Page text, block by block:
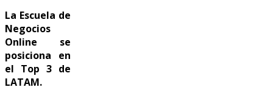
La Escuela de
Negocios
Online se
posiciona en
el Top 3 de
LATAM.